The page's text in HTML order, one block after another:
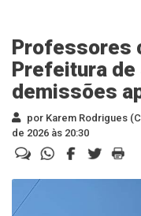
Professores
Prefeitura
demissões
por Karem Rodrigues
de 2026 às 20:30